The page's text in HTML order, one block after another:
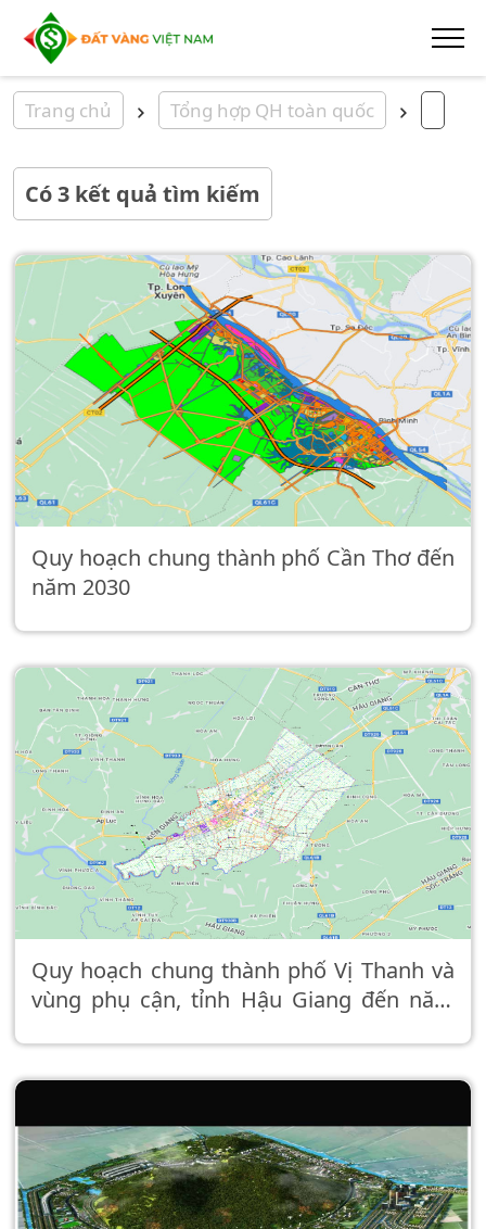
Trang chủ Tổng hợp QH toàn quốc
Có3 kết quả tìm kiếm
Quy hoạch chung thành phố Cần Thơ đến
năm 2030
Quy hoạch chung thành phố Vị Thanh và
vùng phụ cận, tỉnh Hậu Giang đến năm